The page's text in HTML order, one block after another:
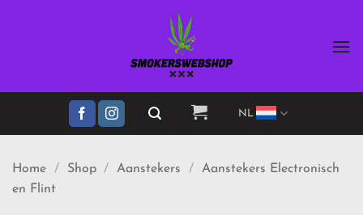
NL
Home / Shop / Aanstekers /
Aanstekers Electronisch
en Flint